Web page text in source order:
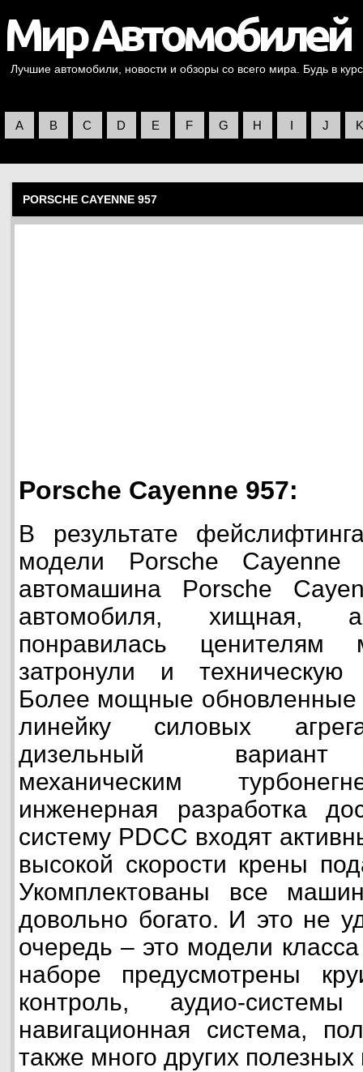
Лучшие автомобили, новости и обзоры со всего мира. Будь в
A B C D E F G H I J K
PORSCHE CAYENNE 957
Porsche Cayenne 957:
В результате
модели Porsche Cayenne
автомашина Porsche
автомобиля, хищная,
понравилась ценителям
затронули и
Более мощные обновленные
линейку силовых
дизельный вариант
механическим
инженерная разработка
систему PDCC входят
высокой скорости крены
Укомплектованы все
довольно богато. И это не
очередь – это модели
наборе предусмотрены
контроль, аудио-
навигационная система,
также много других